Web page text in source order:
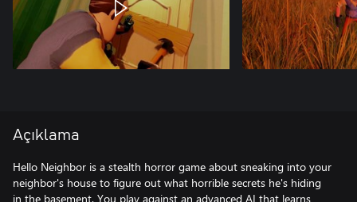
Açıklama
Hello Neighbor is a stealth horror game about sneaking into your
neighbor's house to figure out what horrible secrets he's hiding
in the basement. You play against an advanced AI that learns